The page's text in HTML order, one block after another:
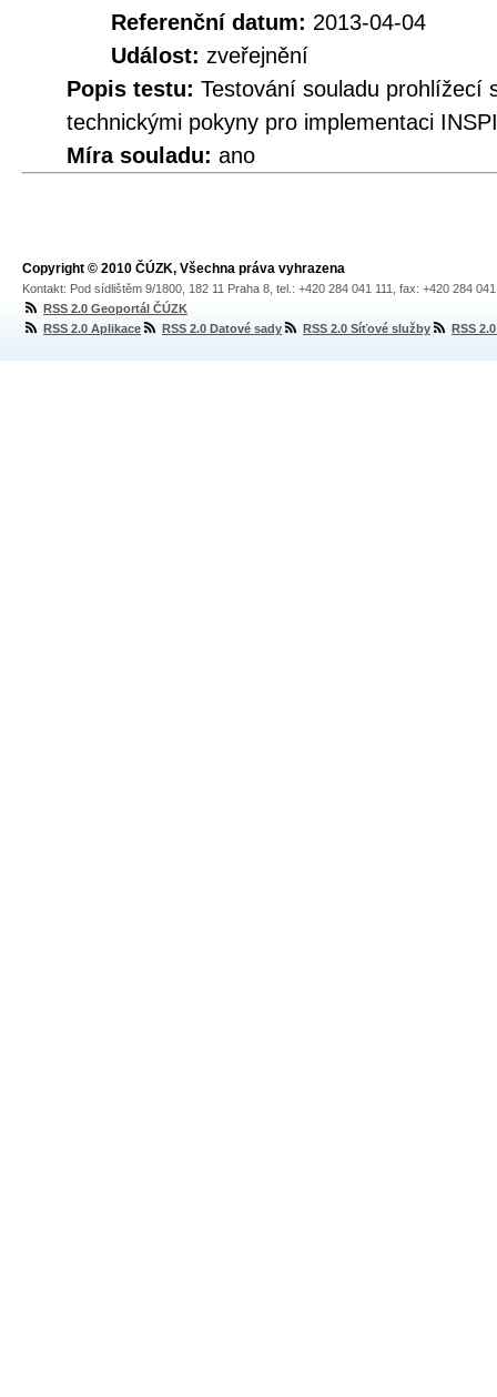
Referenční datum: 2013-04-04
Událost: zveřejnění
Popis testu: Testování souladu prohlížecí
technickými pokyny pro implementaci
Míra souladu: ano
Copyright © 2010 ČÚZK, Všechna práva vyhrazena
Kontakt: Pod sídlištěm 9/1800, 182 11 Praha 8, tel.: +420 284 041 111, fax: +420 284
RSS 2.0 Geoportál ČÚZK
RSS 2.0 Aplikace
RSS 2.0 Datové sady RSS 2.0 Síťové služby RSS